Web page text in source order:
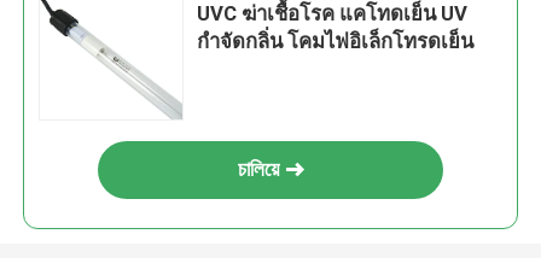
UVC ฆ่าเชื้อโรค แคโทดเย็น UV
กำจัดกลิ่น โคมไฟอิเล็กโทรดเย็น
চালিয়ে